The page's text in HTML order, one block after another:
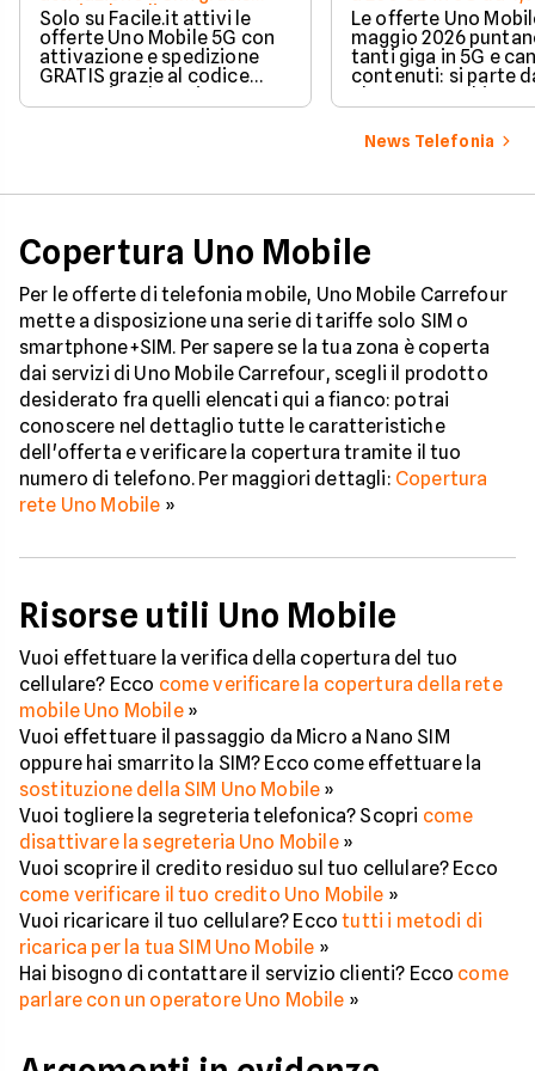
grazie al codice
promozionale
Solo su Facile.it attivi le
offerte Uno Mobile 5G con
attivazione e spedizione
GRATIS grazie al codice
promozionale attivo
questo mese. Scopri i piani
Le offerte Uno
maggio 2026
tanti giga in 5G e
contenuti: si parte
al mese con
illimitate e fino a
disponibili nella
Limited Edition.
News Telefonia
Copertura Uno Mobile
Per le offerte di telefonia mobile, Uno Mobile Carrefour
mette a disposizione una serie di tariffe solo SIM o
smartphone+SIM. Per sapere se la tua zona è coperta
dai servizi di Uno Mobile Carrefour, scegli il prodotto
desiderato fra quelli elencati qui a fianco: potrai
conoscere nel dettaglio tutte le caratteristiche
dell'offerta e verificare la copertura tramite il tuo
numero di telefono. Per maggiori dettagli: Copertura
rete Uno Mobile »
Risorse utili Uno Mobile
Vuoi effettuare la verifica della copertura del tuo
cellulare? Ecco come verificare la copertura della rete
mobile Uno Mobile»
Vuoi effettuare il passaggio da Micro a Nano SIM
oppure hai smarrito la SIM? Ecco come effettuare la
sostituzione della SIM Uno Mobile »
Vuoi togliere la segreteria telefonica? Scopri come
disattivare la segreteria Uno Mobile»
Vuoi scoprire il credito residuo sul tuo cellulare? Ecco
come verificare il tuo credito Uno Mobile »
Vuoi ricaricare il tuo cellulare? Eccotutti i metodi di
ricarica per la tua SIM Uno Mobile »
Hai bisogno di contattare il servizio clienti? Ecco come
parlare con un operatore Uno Mobile »